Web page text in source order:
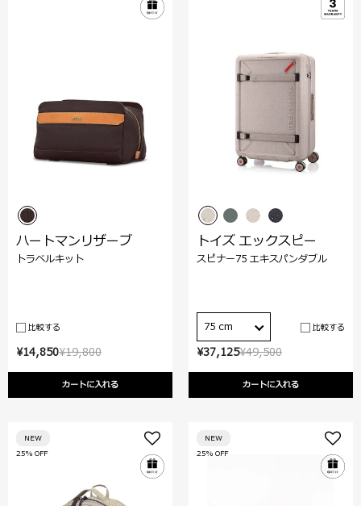
¥19,800
¥14,850
カートに入れる
ハートマンリザーブ
トラベルキット
比較する
¥49,500
¥37,125
カートに入れる
トイズ エックスピー
スピナー75 エキスパンダブル
75 cm 比較する
25% OFF
NEW
25% OFF
NEW